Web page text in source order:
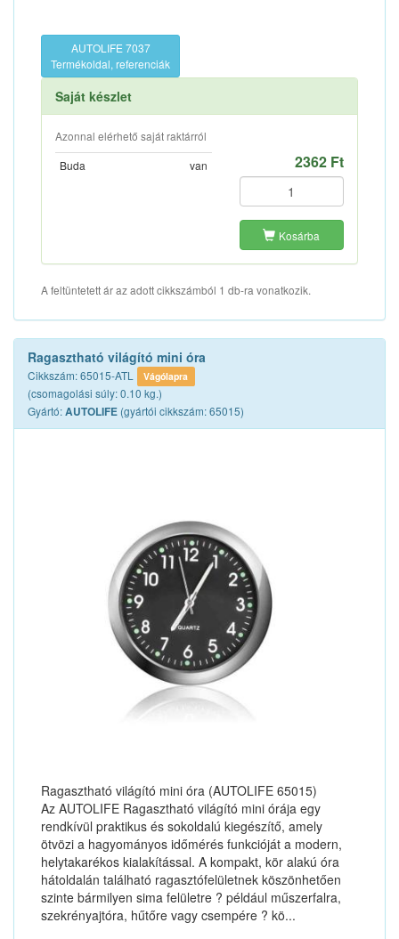
AUTOLIFE 7037
Termékoldal, referenciák
Saját készlet
Azonnal elérhető saját raktárról
Buda
van 2362 Ft
Kosárba
A feltüntetett ár az adott cikkszámból 1 db-ra vonatkozik.
Ragasztható világító mini óra
Cikkszám: 65015-ATL Vágólapra
(csomagolási súly: 0.10 kg.)
Gyártó:AUTOLIFE (gyártói cikkszám: 65015)
Ragasztható világító mini óra (AUTOLIFE 65015)
Az AUTOLIFE Ragasztható világító mini órája egy
rendkívül praktikus és sokoldalú kiegészítő, amely
ötvözi a hagyományos időmérés funkcióját a modern,
helytakarékos kialakítással. A kompakt, kör alakú óra
hátoldalán található ragasztófelületnek köszönhetően
szinte bármilyen sima felületre ? például műszerfalra,
szekrényajtóra, hűtőre vagy csempére ? kö...